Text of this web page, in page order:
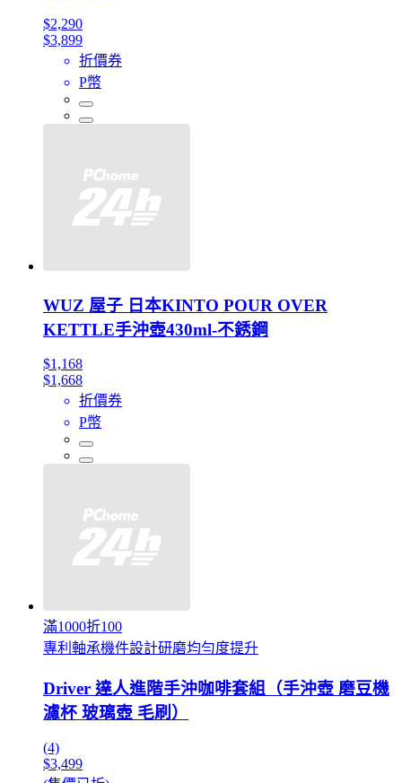
$2,290
$3,899
折價券
P幣
WUZ 屋子 日本KINTO POUR OVER
KETTLE手沖壺430ml-不銹鋼
$1,168
$1,668
折價券
P幣
滿1000折100
專利軸承機件設計研磨均勻度提升
Driver 達人進階手沖咖啡套組（手沖壺 磨豆機
濾杯 玻璃壺 毛刷）
(4)
$3,499